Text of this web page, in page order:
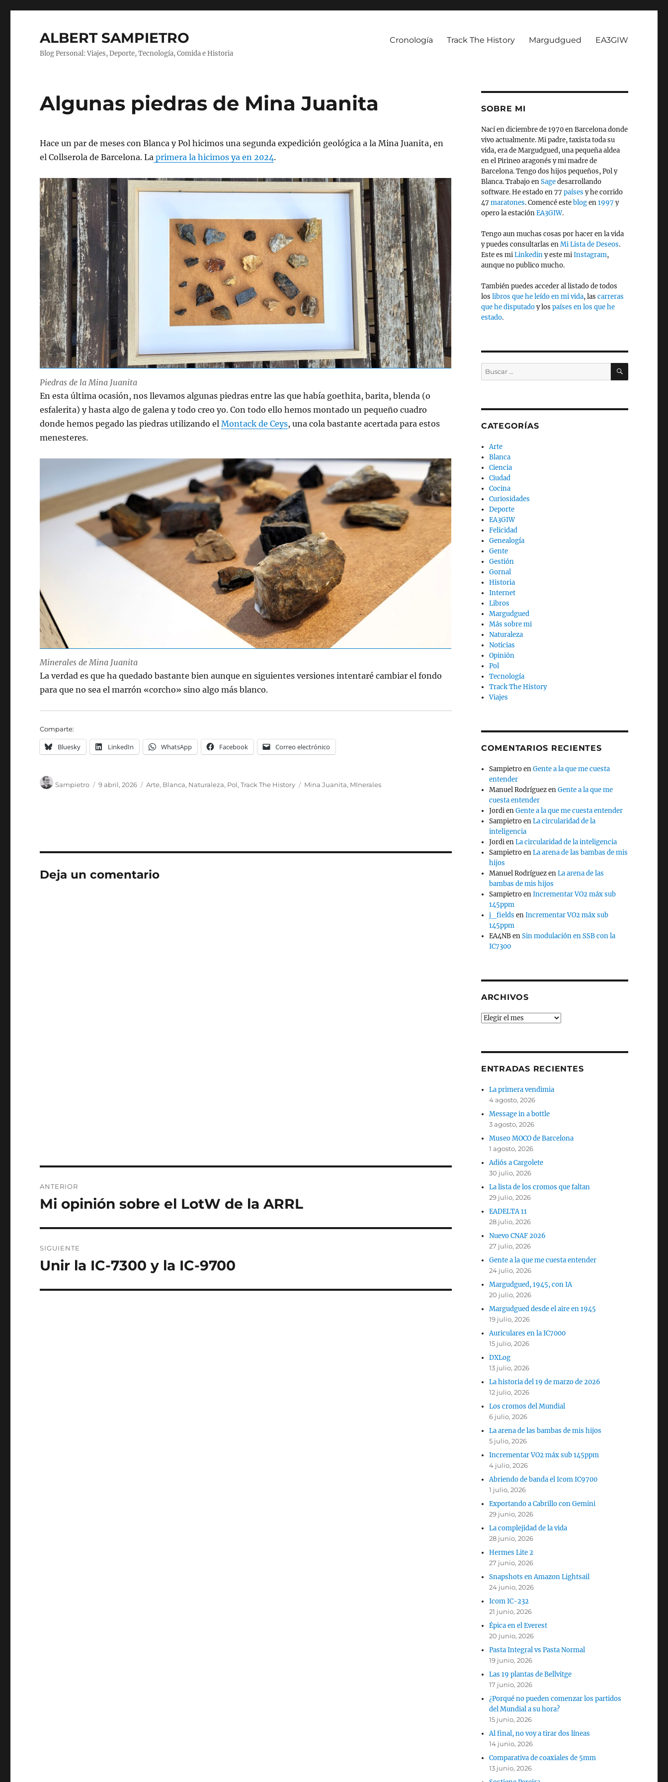
ALBERT SAMPIETRO
Blog Personal: Viajes, Deporte, Tecnología, Comida e Historia
Cronología Track The History Margudgued EA3GIW
Algunas piedras de Mina Juanita
Hace un par de meses con Blanca y Pol hicimos una segunda expedición geológica a la Mina Juanita, en
el Collserola de Barcelona. La primera la hicimos ya en 2024.
Piedras de la Mina Juanita
En esta última ocasión, nos llevamos algunas piedras entre las que había goethita, barita, blenda (o
esfalerita) y hasta algo de galena y todo creo yo. Con todo ello hemos montado un pequeño cuadro
donde hemos pegado las piedras utilizando elMontack de Ceys, una cola bastante acertada para estos
menesteres.
Minerales de Mina Juanita
La verdad es que ha quedado bastante bien aunque en siguientes versiones intentaré cambiar el fondo
para que no sea el marrón «corcho» sino algo más blanco.
Comparte:
Bluesky LinkedIn WhatsApp Facebook Correo electrónico
Sampietro 9 abril, 2026 Arte, Blanca, Naturaleza, Pol,Track The History Mina Juanita, MInerales
Deja un comentario
de
ANTERIOR
Entrada
Mi opinión sobre el LotW de la ARRL
SIGUIENTE
Entrada
Unir la IC-7300 y la IC-9700
SOBRE MI
Nací en diciembre de 1970 en Barcelona donde
vivo actualmente. Mi padre, taxista toda su
vida, era de Margudgued, una pequeña aldea
en el Pirineo aragonés y mi madre de
Barcelona. Tengo dos hijos pequeños, Pol y
Blanca. Trabajo enSagedesarrollando
software. He estado en 77 países y he corrido
47 maratones. Comencé esteblogen1997 y
opero la estaciónEA3GIW.
Tengo aun muchas cosas por hacer en la vida
y puedes consultarlas enMi Lista de Deseos.
Este es miLinkediny este miInstagram,
aunque no publico mucho.
También puedes acceder al listado de todos
los libros que he leído en mi vida, las carreras
que he disputadoy los países en los que he
estado.
Buscar
por:
BUSCAR
CATEGORÍAS
Arte
Blanca
Ciencia
Ciudad
Cocina
Curiosidades
Deporte
EA3GIW
Felicidad
Genealogía
Gente
Gestión
Gornal
Historia
Internet
Libros
Margudgued
Más sobre mi
Naturaleza
Noticias
Opinión
Pol
Tecnología
Track The History
Viajes
COMENTARIOS RECIENTES
SampietroenGente a la que me cuesta
entender
Manuel RodríguezenGente a la que me
cuesta entender
JordienGente a la que me cuesta entender
SampietroenLa circularidad de la
inteligencia
JordienLa circularidad de la inteligencia
SampietroenLa arena de las bambas de mis
hijos
Manuel RodríguezenLa arena de las
bambas de mis hijos
SampietroenIncrementar VO2 máx sub
145ppm
j_fields enIncrementar VO2 máx sub
145ppm
EA4NBenSin modulación en SSB con la
IC7300
ARCHIVOS
Archivos
ENTRADAS RECIENTES
La primera vendimia
4 agosto, 2026
Message in a bottle
3 agosto, 2026
Museo MOCO de Barcelona
1 agosto, 2026
Adiós a Cargolete
30 julio, 2026
La lista de los cromos que faltan
29 julio, 2026
EADELTA 11
28 julio, 2026
Nuevo CNAF 2026
27 julio, 2026
Gente a la que me cuesta entender
24 julio, 2026
Margudgued, 1945, con IA
20 julio, 2026
Margudgued desde el aire en 1945
19 julio, 2026
Auriculares en la IC7000
15 julio, 2026
DXLog
13 julio, 2026
La historia del 19 de marzo de 2026
12 julio, 2026
Los cromos del Mundial
6 julio, 2026
La arena de las bambas de mis hijos
5 julio, 2026
Incrementar VO2 máx sub 145ppm
4 julio, 2026
Abriendo de banda el Icom IC9700
1 julio, 2026
Exportando a Cabrillo con Gemini
29 junio, 2026
La complejidad de la vida
28 junio, 2026
Hermes Lite 2
27 junio, 2026
Snapshots en Amazon Lightsail
24 junio, 2026
Icom IC-232
21 junio, 2026
Épica en el Everest
20 junio, 2026
Pasta Integral vs Pasta Normal
19 junio, 2026
Las 19 plantas de Bellvitge
17 junio, 2026
¿Porqué no pueden comenzar los partidos
del Mundial a su hora?
15 junio, 2026
Al final, no voy a tirar dos líneas
14 junio, 2026
Comparativa de coaxiales de 5mm
13 junio, 2026